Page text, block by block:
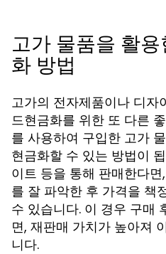
고가 물품을 활
화 방법
고가의 전자제품이나 디자
드현금화를 위한 또 다른
를 사용하여 구입한 고가
현금화할 수 있는 방법이
이트 등을 통해 판매한다
를 잘 파악한 후 가격을 책
수 있습니다. 이 경우 구매
면, 재판매 가치가 높아져
니다.